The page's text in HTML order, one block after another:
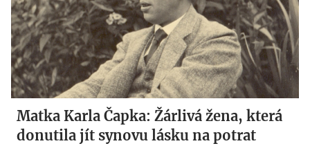
Matka Karla Čapka: Žárlivá žena, která
donutila jít synovu lásku na potrat